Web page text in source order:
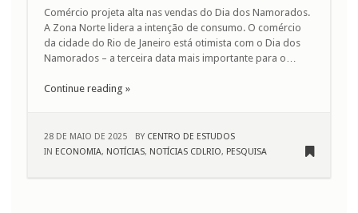
Comércio projeta alta nas vendas do Dia dos Namorados.
A Zona Norte lidera a intenção de consumo. O comércio
da cidade do Rio de Janeiro está otimista com o Dia dos
Namorados – a terceira data mais importante para o…
Continue reading »
28 DE MAIO DE 2025 BY CENTRO DE ESTUDOS
IN ECONOMIA, NOTÍCIAS, NOTÍCIAS CDLRIO, PESQUISA